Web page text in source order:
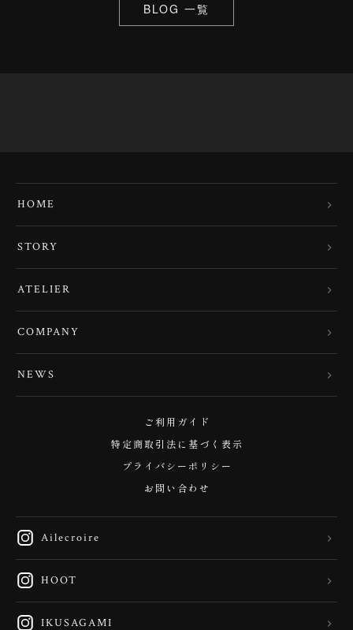
BLOG 一覧
HOME
STORY
ATELIER
COMPANY
NEWS
ご利用ガイド
特定商取引法に基づく表示
プライバシーポリシー
お問い合わせ
Ailecroire
HOOT
IKUSAGAMI